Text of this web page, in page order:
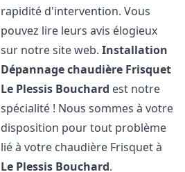
rapidité d'intervention. Vous
pouvez lire leurs avis élogieux
sur notre site web.Installation
Dépannage chaudière Frisquet
Le Plessis Bouchard est notre
spécialité ! Nous sommes à votre
disposition pour tout problème
lié à votre chaudière Frisquet à
Le Plessis Bouchard.